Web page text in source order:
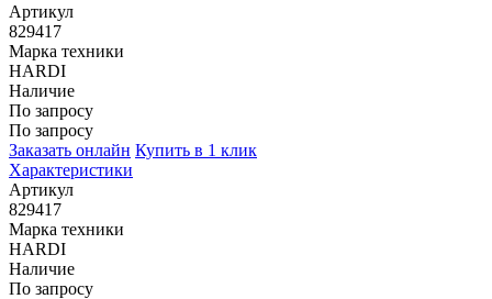
Артикул
829417
Марка техники
HARDI
Наличие
По запросу
По запросу
Заказать онлайн Купить в 1 клик
Характеристики
Артикул
829417
Марка техники
HARDI
Наличие
По запросу